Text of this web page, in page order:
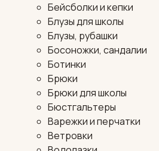
Бейсболки и кепки
Блузы для школы
Блузы, рубашки
Босоножки, сандалии
Ботинки
Брюки
Брюки для школы
Бюстгальтеры
Варежки и перчатки
Ветровки